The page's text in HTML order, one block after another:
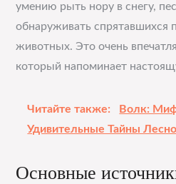
умению рыть нору в снегу,
обнаруживать спрятавшихся
животных. Это очень
который напоминает
Читайте также:
Волк:
Удивительные Тайны
Основные